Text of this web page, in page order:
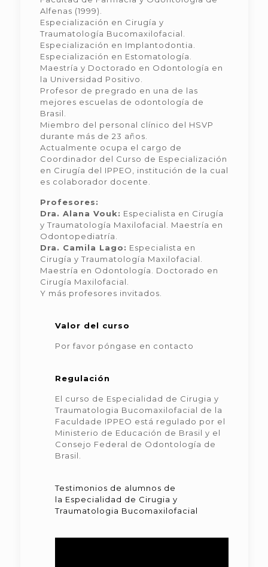
Alfenas (1999).
Especialización en Cirugía y
Traumatología Bucomaxilofacial.
Especialización en Implantodontia.
Especialización en Estomatología.
Maestría y Doctorado en Odontología en
la Universidad Positivo.
Profesor de pregrado en una de las
mejores escuelas de odontología de
Brasil.
Miembro del personal clínico del HSVP
durante más de 23 años.
Actualmente ocupa el cargo de
Coordinador del Curso de Especialización
en Cirugía del IPPEO, institución de la cual
es colaborador docente.
Profesores:
Dra. Alana Vouk: Especialista en Cirugía
y Traumatología Maxilofacial. Maestría en
Odontopediatría.
Dra. Camila Lago: Especialista en
Cirugía y Traumatología Maxilofacial.
Maestría en Odontología. Doctorado en
Cirugía Maxilofacial.
Y más profesores invitados.
Valor del curso
Por favor póngase en contacto
Regulación
El curso de Especialidad de Cirugia y
Traumatologia Bucomaxilofacial de la
Faculdade IPPEO está regulado por el
Ministerio de Educación de Brasil y el
Consejo Federal de Odontología de
Brasil.
Testimonios de alumnos de
la Especialidad de Cirugia y
Traumatologia Bucomaxilofacial